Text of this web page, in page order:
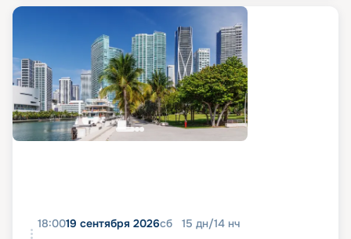
18:0019 сентября 2026сб 15 дн/14 нч